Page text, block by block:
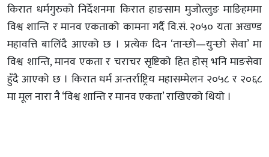
किरात धर्मगुरुको निर्देशनमा किरात हाङसाम मुजोत्लुङ माङिहममा
विश्व शान्ति र मानव एकताको कामना गर्दै वि.सं. २०५० यता अखण्ड
महावत्ति बालिंदै आएको छ । प्रत्येक दिन ‘तान्छो—युन्छो सेवा’ मा
विश्व शान्ति, मानव एकता र चराचर सृष्टिको हित होस् भनि माङसेवा
हुँदै आएको छ । किरात धर्म अन्तर्राष्ट्रिय महासम्मेलन २०५८ र २०६८
मा मूल नारा नै ‘विश्व शान्ति र मानव एकता’ राखिएको थियो ।